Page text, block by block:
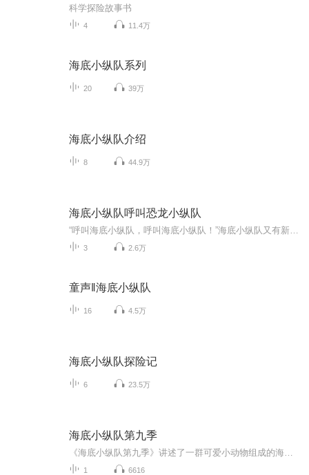
科学探险故事书
4 11.4万
海底小纵队系列
20 39万
海底小纵队介绍
8 44.9万
海底小纵队呼叫恐龙小纵队
3 2.6万
童声‖海底小纵队
16 4.5万
海底小纵队探险记
6 23.5万
海底小纵队第九季
1 6616